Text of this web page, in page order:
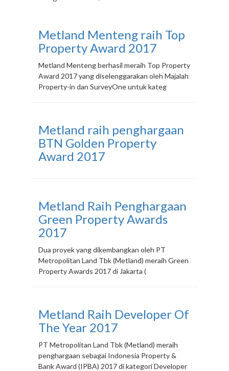
HUBUNGI
Metland Menteng raih Top
Property Award 2017
Metland Menteng berhasil meraih Top Property
Award 2017 yang diselenggarakan oleh Majalah
Property-in dan SurveyOne untuk kateg
Metland raih penghargaan
BTN Golden Property
Award 2017
Metland Raih Penghargaan
Green Property Awards
2017
Dua proyek yang dikembangkan oleh PT
Metropolitan Land Tbk (Metland) meraih Green
Property Awards 2017 di Jakarta (
Metland Raih Developer Of
The Year 2017
PT Metropolitan Land Tbk (Metland) meraih
penghargaan sebagai Indonesia Property &
Bank Award (IPBA) 2017 di kategori Developer